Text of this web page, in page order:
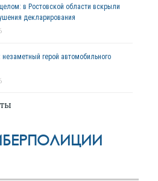
в Ростовской области вскрыли
декларирования
герой автомобильного